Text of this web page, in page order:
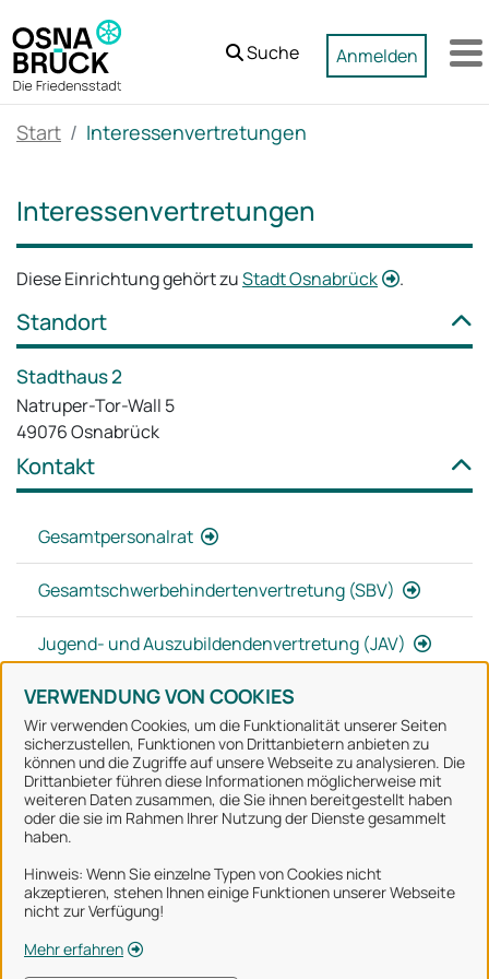
Zum Hauptinhalt springen
VERWENDUNG VON COOKIES
Wir verwenden Cookies, um die Funktionalität unserer Seiten
sicherzustellen, Funktionen von Drittanbietern anbieten zu
können und die Zugriffe auf unsere Webseite zu analysieren. Die
Drittanbieter führen diese Informationen möglicherweise mit
weiteren Daten zusammen, die Sie ihnen bereitgestellt haben
oder die sie im Rahmen Ihrer Nutzung der Dienste gesammelt
haben.
Hinweis: Wenn Sie einzelne Typen von Cookies nicht
akzeptieren, stehen Ihnen einige Funktionen unserer Webseite
nicht zur Verfügung!
Mehr erfahren
Suche Anmelden
Start Interessenvertretungen
Interessenvertretungen
Diese Einrichtung gehört zuStadt Osnabrück .
Standort
Stadthaus 2
Natruper-Tor-Wall 5
49076 Osnabrück
Kontakt
Gesamtpersonalrat
Gesamtschwerbehindertenvertretung (SBV)
Jugend- und Auszubildendenvertretung (JAV)
Stadt Osnabrück
Alle Rechte vorbehalten
Über uns
Impressum